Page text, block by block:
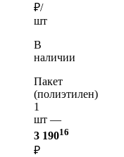
₽/
шт
В
наличии
Пакет
(полиэтилен)
1
шт —
3 19016
₽